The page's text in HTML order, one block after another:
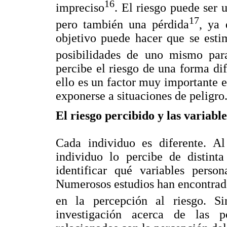
impreciso16. El riesgo puede ser
pero también una pérdida17, ya
objetivo puede hacer que se
posibilidades de uno mismo
percibe el riesgo de una forma
ello es un factor muy importante
exponerse a situaciones de peligro.
El riesgo percibido y las
Cada individuo es diferente.
individuo lo percibe de
identificar qué variables
Numerosos estudios han
en la percepción al riesgo.
investigación acerca de las